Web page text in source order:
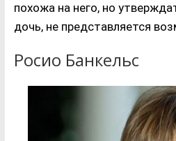
похожа на него, но
дочь, не представляется
Росио Банкельс